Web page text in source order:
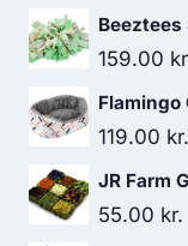
159.00
Flamingo
119.00 kr.
JR Farm
55.00 kr.